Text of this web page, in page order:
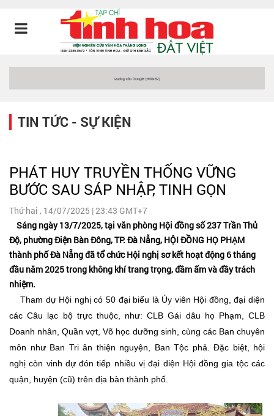
TIN TỨC - SỰ KIỆN
PHÁT HUY TRUYỀN THỐNG VỮNG
BƯỚC SAU SÁP NHẬP, TINH GỌN
Thứ hai , 14/07/2025 | 23:43 GMT+7
Sáng ngày 13/7/2025, tại văn phòng Hội đồng số 237 Trần Thủ
Độ, phường Điện Bàn Đông, TP. Đà Nẵng, HỘI ĐỒNG HỌ PHẠM
thành phố Đà Nẵng đã tổ chức Hội nghị sơ kết hoạt động 6 tháng
đầu năm 2025 trong không khí trang trọng, đầm ấm và đầy trách
nhiệm.
Tham dự Hội nghị có 50 đại biểu là Ủy viên Hội đồng, đại diện
các Câu lạc bộ trực thuộc, như: CLB Gái dâu họ Phạm, CLB
Doanh nhân, Quần vợt, Võ học dưỡng sinh, cùng các Ban chuyên
môn như Ban Tri ân thiện nguyện, Ban Tộc phả. Đặc biệt, hội
nghị còn vinh dự đón tiếp nhiều vị đại diện Hội đồng gia tộc các
quận, huyện (cũ) trên địa bàn thành phố.